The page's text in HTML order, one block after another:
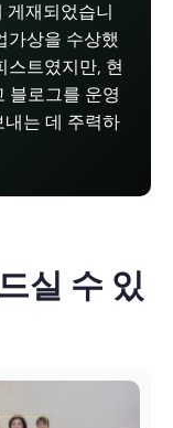
재되었습니
가상을 수상했
스트였지만, 현
블로그를 운영
는 데 주력하
드실 수 있